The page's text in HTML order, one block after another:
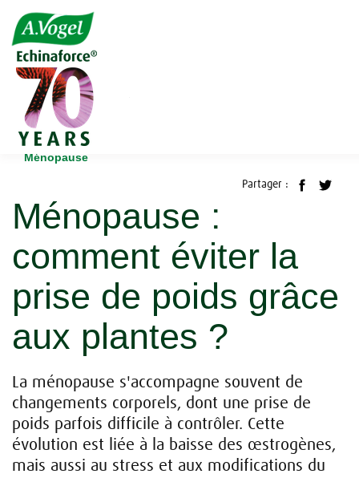
Accueil Blog
Ménopause : comment éviter la prise de poids grâce aux
plantes ?
Ménopause
Partager :
Ménopause :
comment éviter la
prise de poids grâce
aux plantes ?
La ménopause s'accompagne souvent de
changements corporels, dont une prise de
poids parfois difficile à contrôler. Cette
évolution est liée à la baisse des œstrogènes,
mais aussi au stress et aux modifications du